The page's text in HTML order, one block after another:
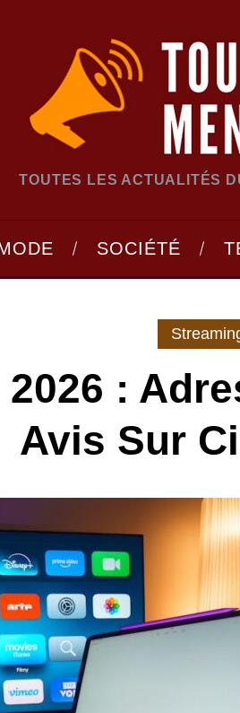
TOUTES LES ACTUALITÉS
SOCIÉTÉ
2026 :
Avis Sur